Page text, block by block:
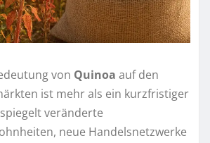
von Quinoa auf den
ist mehr als ein kurzfristiger
veränderte
neue Handelsnetzwerke